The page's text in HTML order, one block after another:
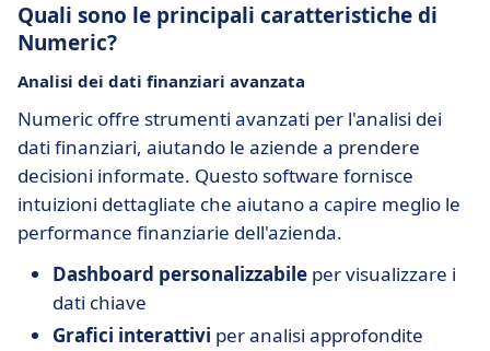
Quali sono le principali caratteristiche di
Numeric?
Analisi dei dati finanziari avanzata
Numeric offre strumenti avanzati per l'analisi dei
dati finanziari, aiutando le aziende a prendere
decisioni informate. Questo software fornisce
intuizioni dettagliate che aiutano a capire meglio le
performance finanziarie dell'azienda.
Dashboard personalizzabile per visualizzare i
dati chiave
Grafici interattivi per analisi approfondite